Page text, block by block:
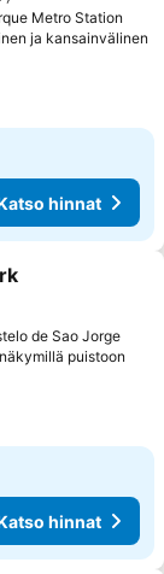
Metro Station
ja kansainvälinen
hinnat
de Sao Jorge
puistoon
hinnat